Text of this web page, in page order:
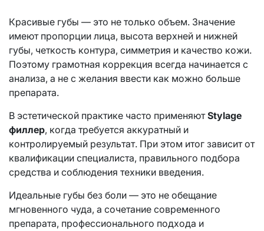
Красивые губы — это не только объем. Значение
имеют пропорции лица, высота верхней и нижней
губы, четкость контура, симметрия и качество кожи.
Поэтому грамотная коррекция всегда начинается с
анализа, а не с желания ввести как можно больше
препарата.
В эстетической практике часто применяютStylage
филлер, когда требуется аккуратный и
контролируемый результат. При этом итог зависит от
квалификации специалиста, правильного подбора
средства и соблюдения техники введения.
Идеальные губы без боли — это не обещание
мгновенного чуда, а сочетание современного
препарата, профессионального подхода и